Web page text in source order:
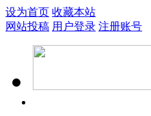
设为首页 收藏本站
网站投稿 用户登录 注册账号